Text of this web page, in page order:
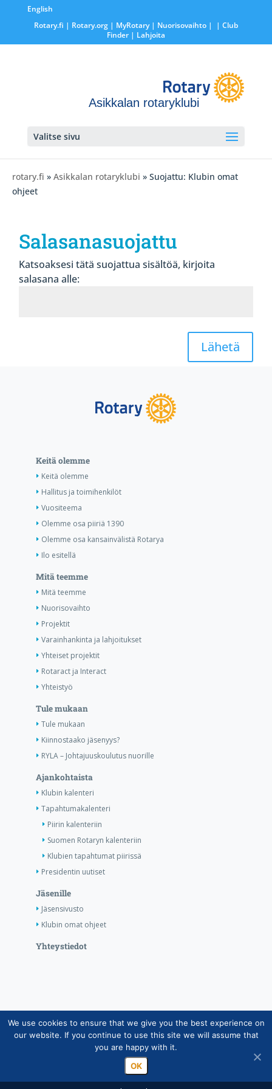
English
Rotary.fi | Rotary.org| MyRotary | Nuorisovaihto|
| Club
Finder| Lahjoita
Asikkalan rotaryklubi
Valitse sivu
rotary.fi » Asikkalan rotaryklubi » Suojattu: Klubin omat
ohjeet
Salasanasuojattu
Katsoaksesi tätä suojattua sisältöä, kirjoita
salasana alle:
Lähetä
Keitä olemme
Keitä olemme
Hallitus ja toimihenkilöt
Vuositeema
Olemme osa piiriä 1390
Olemme osa kansainvälistä Rotarya
Ilo esitellä
Mitä teemme
Mitä teemme
Nuorisovaihto
Projektit
Varainhankinta ja lahjoitukset
Yhteiset projektit
Rotaract ja Interact
Yhteistyö
Tule mukaan
Tule mukaan
Kiinnostaako jäsenyys?
RYLA – Johtajuuskoulutus nuorille
Ajankohtaista
Klubin kalenteri
Tapahtumakalenteri
Piirin kalenteriin
Suomen Rotaryn kalenteriin
Klubien tapahtumat piirissä
Presidentin uutiset
Jäsenille
Jäsensivusto
Klubin omat ohjeet
Yhteystiedot
Copyright © Suomen Rotarypalvelu ry 2026 |
Jäsentietojärjestelmän tietosuojaseloste| Henkilötietojen
käsittely Rotarytoiminnassa
We use cookies to ensure that we give you the best experience on
our website. If you continue to use this site we will assume that
you are happy with it.
OK